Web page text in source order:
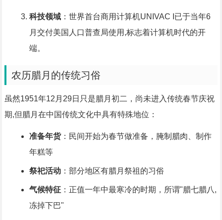
科技领域：世界首台商用计算机UNIVAC I已于当年6
月交付美国人口普查局使用,标志着计算机时代的开
端。
农历腊月的传统习俗
虽然1951年12月29日只是腊月初二，尚未进入传统春节庆祝
期,但腊月在中国传统文化中具有特殊地位：
准备年货：民间开始为春节做准备，腌制腊肉、制作
年糕等
祭祀活动：部分地区有腊月祭祖的习俗
气候特征：正值一年中最寒冷的时期，所谓"腊七腊八,
冻掉下巴"